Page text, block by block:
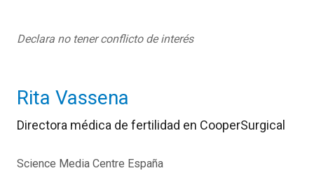
Declara no tener conflicto de interés
Rita Vassena
Directora médica de fertilidad en CooperSurgical
Science Media Centre España